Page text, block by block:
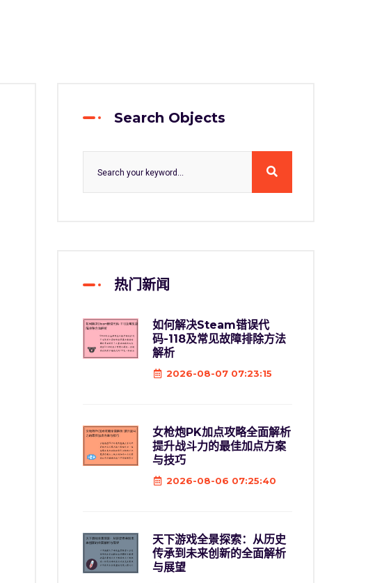
Search Objects
热门新闻
如何解决Steam错误代
码-118及常见故障排除方法
解析
2026-08-07 07:23:15
女枪炮PK加点攻略全面解析
提升战斗力的最佳加点方案
与技巧
2026-08-06 07:25:40
天下游戏全景探索：从历史
传承到未来创新的全面解析
与展望